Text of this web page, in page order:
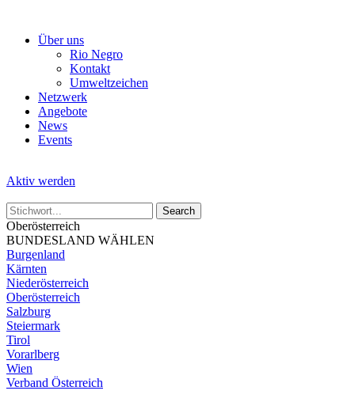
Über uns
Rio Negro
Kontakt
Umweltzeichen
Netzwerk
Angebote
News
Events
Aktiv werden
Oberösterreich
BUNDESLAND WÄHLEN
Burgenland
Kärnten
Niederösterreich
Oberösterreich
Salzburg
Steiermark
Tirol
Vorarlberg
Wien
Verband Österreich